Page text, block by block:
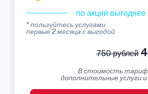
по акции выгоднее
* пользуйтесь услугами
первые 2 месяца с выгодой
750 рублей
В стоимость
дополнительные услуги